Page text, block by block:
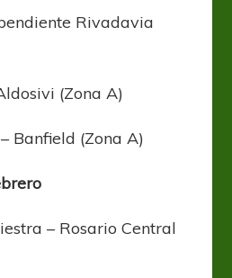
Rivadavia
(Zona A)
Banfield (Zona A)
– Rosario Central